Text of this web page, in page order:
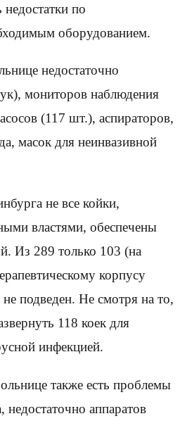
по
оборудованием.
недостаточно
мониторов наблюдения
(117 шт.), аспираторов,
масок для неинвазивной
не все койки,
властями, обеспечены
Из 289 только 103 (на
корпусу
подведен. Не смотря на то,
118 коек для
инфекцией.
также есть проблемы
недостаточно аппаратов